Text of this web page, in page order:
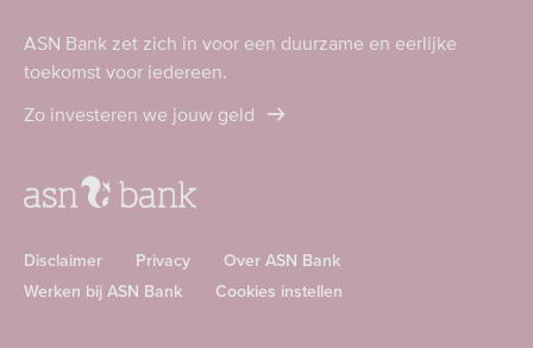
ASN Bank zet zich in voor een duurzame en eerlijke
toekomst voor iedereen.
Zo investeren we jouw geld
Disclaimer Privacy
Over ASN Bank
Werken bij ASN Bank
Cookies instellen